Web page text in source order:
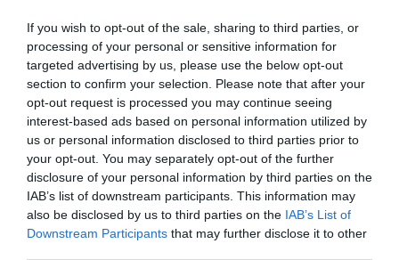
If you wish to opt-out of the sale, sharing to third parties, or
processing of your personal or sensitive information for
targeted advertising by us, please use the below opt-out
section to confirm your selection. Please note that after your
opt-out request is processed you may continue seeing
interest-based ads based on personal information utilized by
us or personal information disclosed to third parties prior to
your opt-out. You may separately opt-out of the further
disclosure of your personal information by third parties on the
IAB’s list of downstream participants. This information may
also be disclosed by us to third parties on the IAB’s List of
Downstream Participants that may further disclose it to other
lakást
albérlet
vidéki városok